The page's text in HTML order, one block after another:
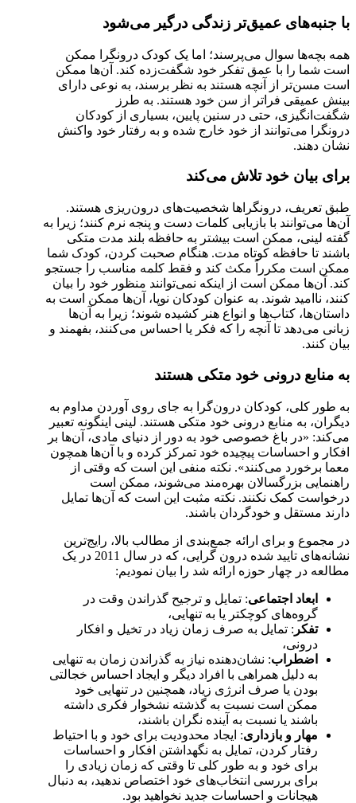
با جنبه‌های عمیق‌تر زندگی درگیر می‌شود
همه بچه‌ها سوال می‌پرسند؛ اما یک کودک درونگرا ممکن
است شما را با عمق تفکر خود شگفت‌زده کند. آن‌ها ممکن
است مسن‌تر از آنچه هستند به نظر برسند، به نوعی دارای
بینش عمیقی فراتر از سن خود هستند. به طرز
شگفت‌انگیزی، حتی در سنین پایین، بسیاری از کودکان
درونگرا می‌توانند از خود خارج شده و به رفتار خود واکنش
نشان دهند.
برای بیان خود تلاش می‌کند
طبق تعریف، درونگراها شخصیت‌های درون‌ریزی هستند.
آن‌ها می‌توانند با بازیابی کلمات دست و پنجه نرم کنند؛ زیرا به
گفته لینی، ممکن است بیشتر به حافظه بلند مدت متکی
باشند تا حافظه کوتاه مدت. هنگام صحبت کردن، کودک شما
ممکن است مکرراً مکث کند و فقط کلمه مناسب را جستجو
کند. آن‌ها ممکن است از اینکه نمی‌توانند منظور خود را بیان
کنند، ناامید شوند. به عنوان کودکان نوپا، آن‌ها ممکن است به
داستان‌ها، کتاب‌ها و انواع هنر کشیده شوند؛ زیرا به آن‌ها
زبانی می‌دهد تا آنچه را که فکر یا احساس می‌کنند، بفهمند و
بیان کنند.
به منابع درونی خود متکی هستند
به طور کلی، کودکان درون‌گرا به جای روی آوردن مداوم به
دیگران، به منابع درونی خود متکی هستند. لینی اینگونه تعبیر
می‌کند: «در باغ خصوصی خود به دور از دنیای مادی، آن‌ها بر
افکار و احساسات پیچیده خود تمرکز کرده و با آن‌ها همچون
معما برخورد می‌کنند». نکته منفی این است که وقتی از
راهنمایی بزرگسالان بهره‌مند می‌شوند، ممکن است
درخواست کمک نکنند. نکته مثبت این است که آن‌ها تمایل
دارند مستقل و خودگردان باشند.
در مجموع و برای ارائه جمع‌بندی از مطالب بالا، رایج‌ترین
نشانه‌های تایید شده درون گرایی، که در سال 2011 در یک
مطالعه در چهار حوزه ارائه شد را بیان نمودیم:
ابعاد اجتماعی: تمایل و ترجیح گذراندن وقت در
گروه‌های کوچکتر یا به تنهایی،
تفکر : تمایل به صرف زمان زیاد در تخیل و افکار
درونی،
اضطراب: نشان‌دهنده نیاز به گذراندن زمان به تنهایی
به دلیل همراهی با افراد دیگر و ایجاد احساس خجالتی
بودن یا صرف انرژی زیاد، همچنین در تنهایی خود
ممکن است نسبت به گذشته نشخوار فکری داشته
باشند یا نسبت به آینده نگران باشند،
مهار و بازداری: ایجاد محدودیت برای خود و با احتیاط
رفتار کردن، تمایل به نگهداشتن افکار و احساسات
برای خود و به طور کلی تا وقتی که زمان زیادی را
برای بررسی انتخاب‌های خود اختصاص ندهید، به دنبال
هیجانات و احساسات جدید نخواهید بود.